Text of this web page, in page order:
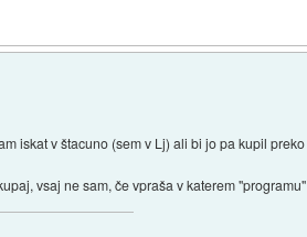
iskat v štacuno (sem v Lj) ali bi jo pa kupil
vsaj ne sam, če vpraša v katerem